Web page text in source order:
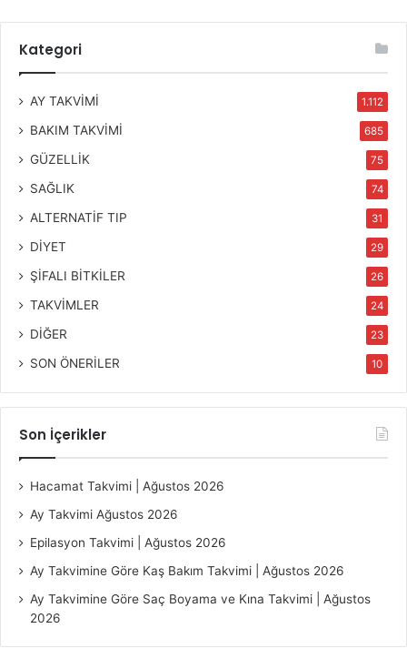
Kategori
AY TAKVİMİ 1.112
BAKIM TAKVİMİ 685
GÜZELLİK 75
SAĞLIK 74
ALTERNATİF TIP 31
DİYET 29
ŞİFALI BİTKİLER 26
TAKVİMLER 24
DİĞER 23
SON ÖNERİLER 10
Son İçerikler
Hacamat Takvimi | Ağustos 2026
Ay Takvimi Ağustos 2026
Epilasyon Takvimi | Ağustos 2026
Ay Takvimine Göre Kaş Bakım Takvimi | Ağustos 2026
Ay Takvimine Göre Saç Boyama ve Kına Takvimi | Ağustos
2026